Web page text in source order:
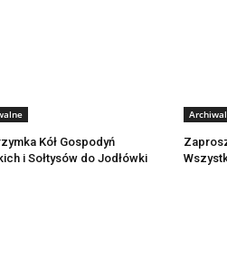
Kół Gospodyń
i Sołtysów do Jodłówki